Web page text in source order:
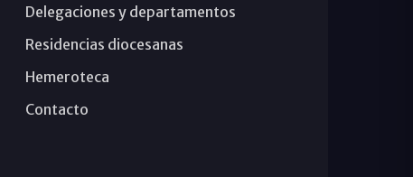
Delegaciones y departamentos
Residencias diocesanas
Hemeroteca
Contacto